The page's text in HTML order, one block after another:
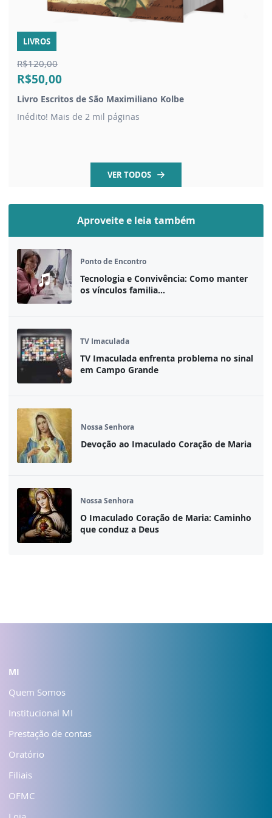
LIVROS
R$120,00
R$50,00
Livro Escritos de São Maximiliano Kolbe
Inédito! Mais de 2 mil páginas
VER TODOS
Aproveite e leia também
Ponto de Encontro
Tecnologia e Convivência: Como manter
os vínculos familia...
TV Imaculada
TV Imaculada enfrenta problema no sinal
em Campo Grande
Nossa Senhora
Devoção ao Imaculado Coração de Maria
Nossa Senhora
O Imaculado Coração de Maria: Caminho
que conduz a Deus
MI
Quem Somos
Institucional MI
Prestação de contas
Oratório
Filiais
OFMC